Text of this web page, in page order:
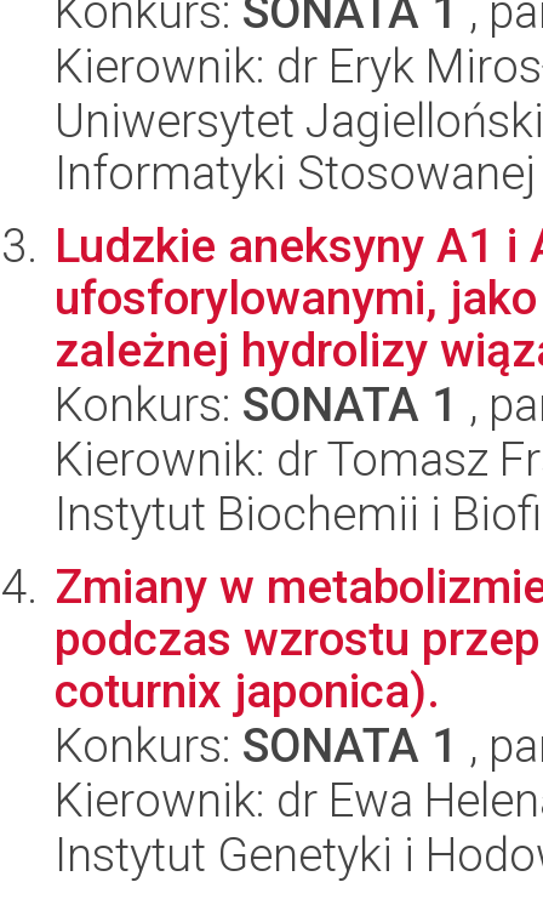
Konkurs: SONATA 1 ,
Kierownik: dr Eryk
Uniwersytet
Informatyki Stosowanej
Ludzkie aneksyny A1 i
ufosforylowanymi,
zależnej hydrolizy
Konkurs: SONATA 1 ,
Kierownik: dr Tomasz
Instytut Biochemii i
Zmiany w
podczas wzrostu
coturnix japonica).
Konkurs: SONATA 1 ,
Kierownik: dr Ewa
Instytut Genetyki i